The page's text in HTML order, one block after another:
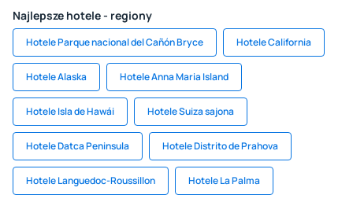
Najlepsze hotele - regiony
Hotele Parque nacional del Cañón Bryce Hotele California
Hotele Alaska Hotele Anna Maria Island
Hotele Isla de Hawái Hotele Suiza sajona
Hotele Datca Peninsula Hotele Distrito de Prahova
Hotele Languedoc-Roussillon Hotele La Palma